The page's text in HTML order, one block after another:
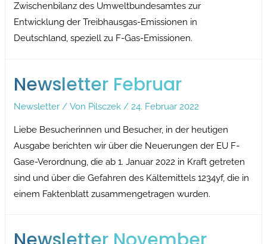
Zwischenbilanz des Umweltbundesamtes zur
Entwicklung der Treibhausgas-Emissionen in
Deutschland, speziell zu F-Gas-Emissionen.
Newsletter Februar
Newsletter / Von Pilsczek / 24. Februar 2022
Liebe Besucherinnen und Besucher, in der heutigen
Ausgabe berichten wir über die Neuerungen der EU F-
Gase-Verordnung, die ab 1. Januar 2022 in Kraft getreten
sind und über die Gefahren des Kältemittels 1234yf, die in
einem Faktenblatt zusammengetragen wurden.